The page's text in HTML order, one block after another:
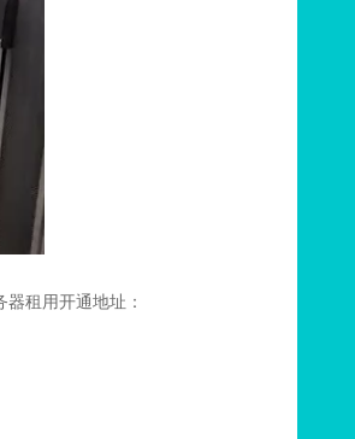
租用开通地址：